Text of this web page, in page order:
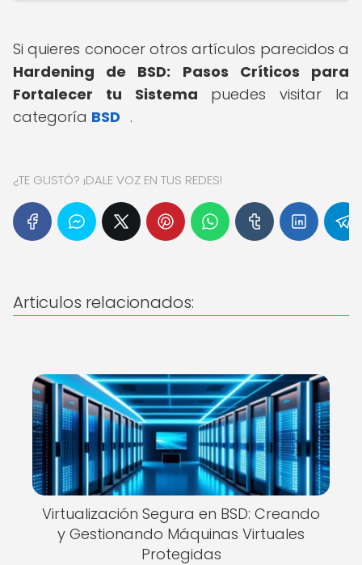
Si quieres conocer otros artículos parecidos a
Hardening de BSD: Pasos Críticos para
Fortalecer tu Sistema puedes visitar la
categoría BSD .
¿TE GUSTÓ? ¡DALE VOZ EN TUS REDES!
Articulos relacionados:
Virtualización Segura en BSD: Creando
y Gestionando Máquinas Virtuales
Protegidas